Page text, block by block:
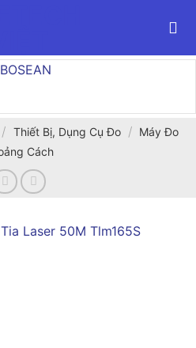
/ Thiết Bị, Dụng Cụ Đo / Máy Đo
Cách